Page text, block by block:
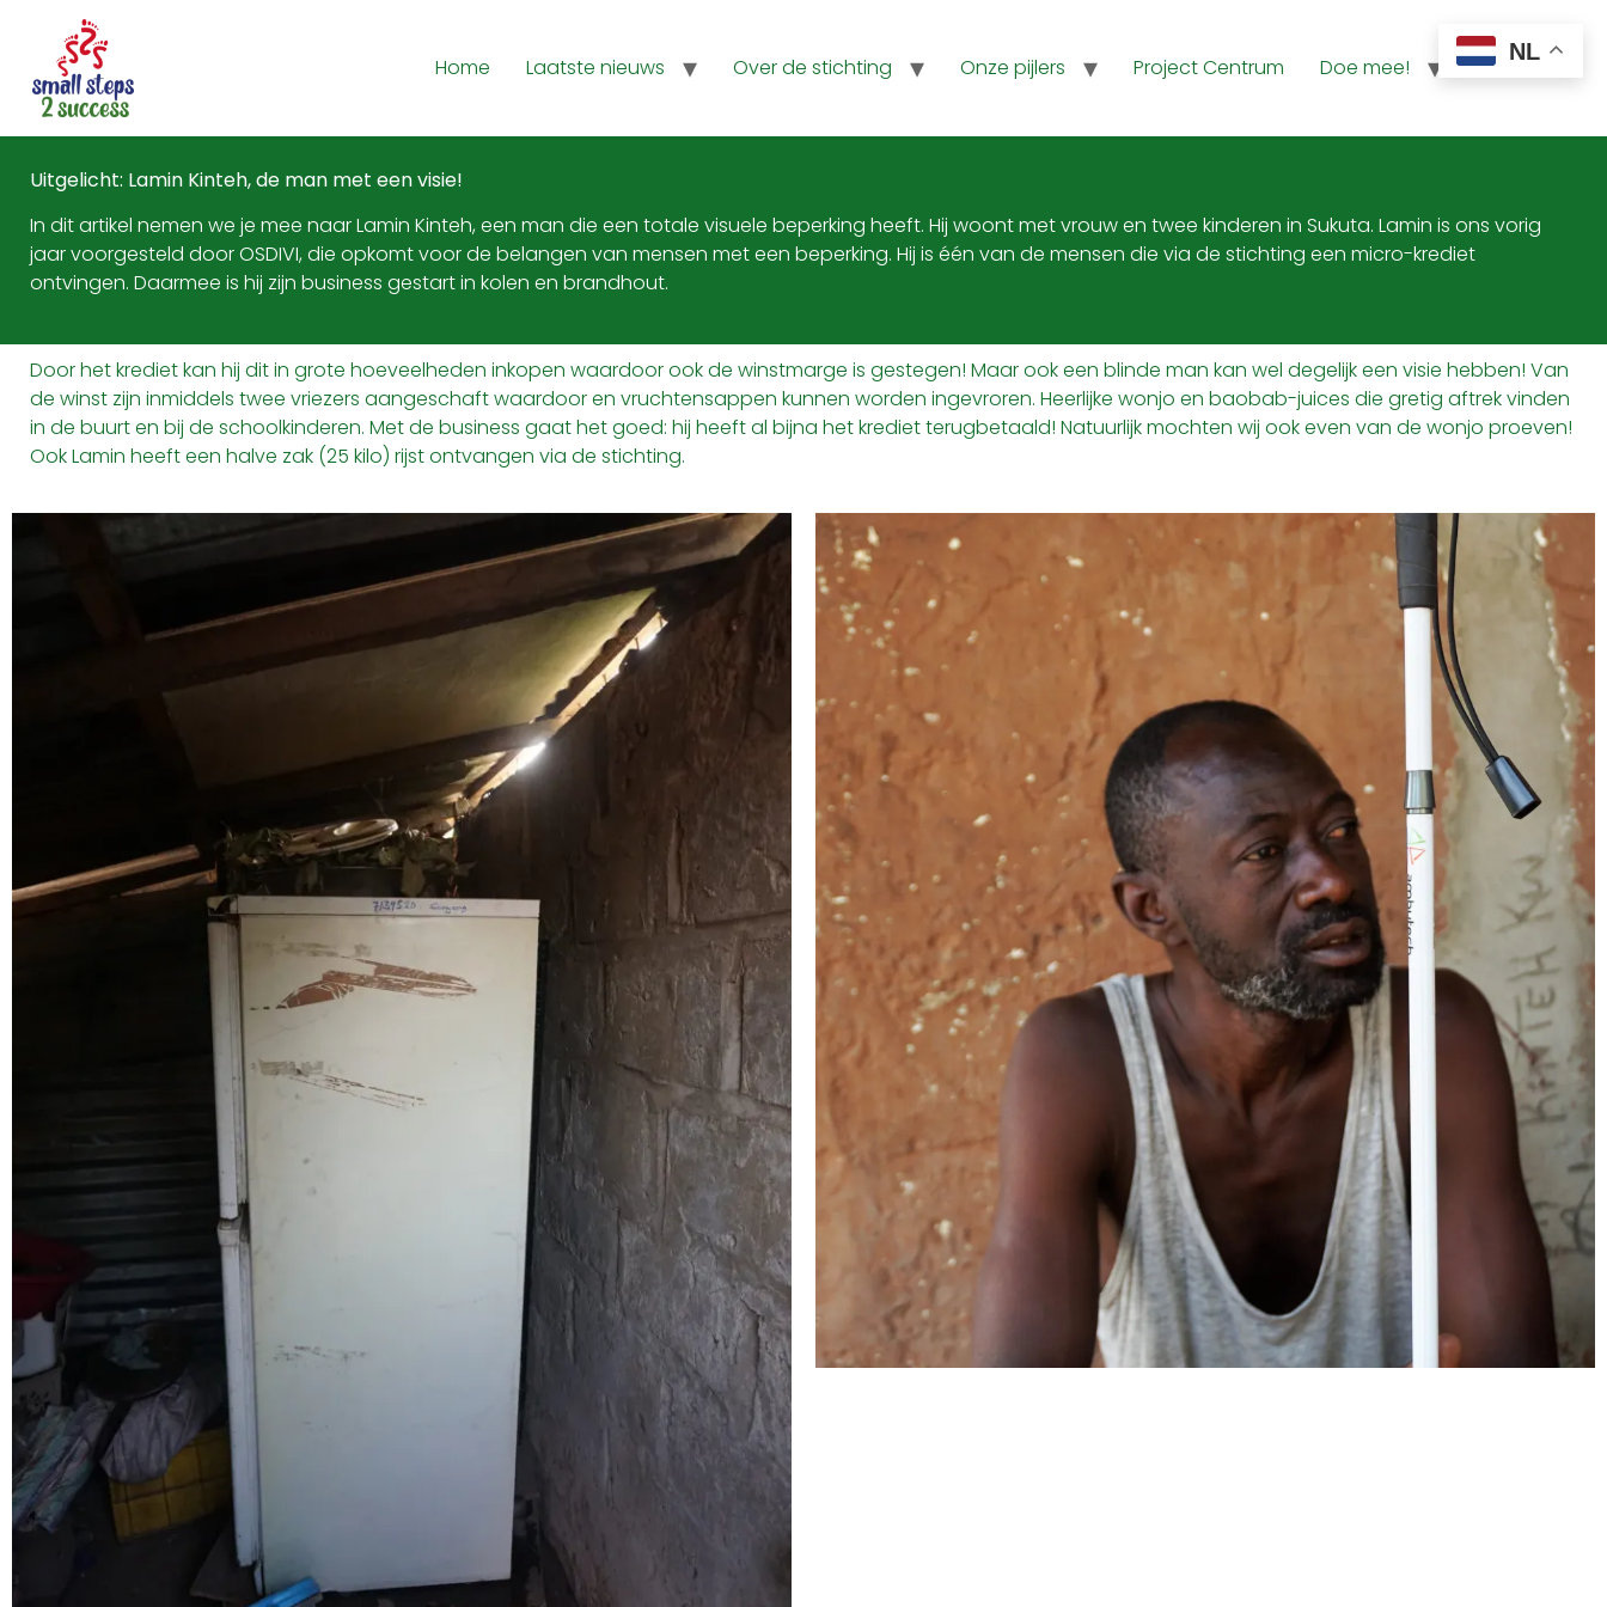
Home Laatste nieuws Over de stichting Onze pijlers Project Centrum Doe mee! Contact
Uitgelicht: Lamin Kinteh, de man met een visie!
In dit artikel nemen we je mee naar Lamin Kinteh, een man die een totale visuele beperking heeft. Hij woont met vrouw en twee kinderen in Sukuta. Lamin is ons vorig
jaar voorgesteld door OSDIVI, die opkomt voor de belangen van mensen met een beperking. Hij is één van de mensen die via de stichting een micro-krediet
ontvingen. Daarmee is hij zijn business gestart in kolen en brandhout.
Door het krediet kan hij dit in grote hoeveelheden inkopen waardoor ook de winstmarge is gestegen! Maar ook een blinde man kan wel degelijk een visie hebben! Van
de winst zijn inmiddels twee vriezers aangeschaft waardoor en vruchtensappen kunnen worden ingevroren. Heerlijke wonjo en baobab-juices die gretig aftrek vinden
in de buurt en bij de schoolkinderen. Met de business gaat het goed: hij heeft al bijna het krediet terugbetaald! Natuurlijk mochten wij ook even van de wonjo proeven!
Ook Lamin heeft een halve zak (25 kilo) rijst ontvangen via de stichting.
NL